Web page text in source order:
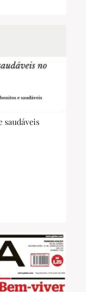
saudáveis